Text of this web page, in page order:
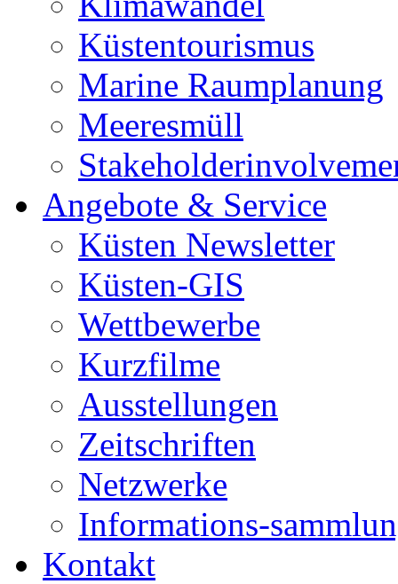
Küstentourismus
Marine Raumplanung
Meeresmüll
Angebote & Service
Küsten Newsletter
Küsten-GIS
Wettbewerbe
Kurzfilme
Ausstellungen
Zeitschriften
Netzwerke
Informations-
Kontakt